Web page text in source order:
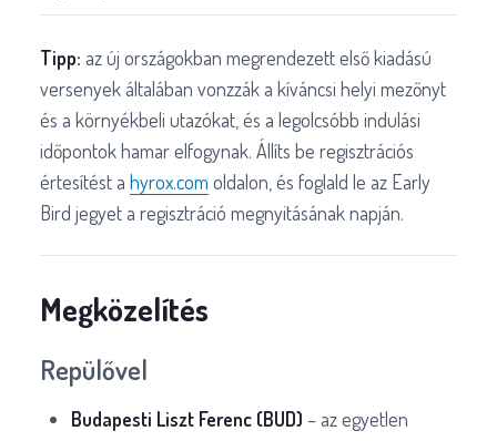
Tipp: az új országokban megrendezett első kiadású
versenyek általában vonzzák a kíváncsi helyi mezőnyt
és a környékbeli utazókat, és a legolcsóbb indulási
időpontok hamar elfogynak. Állíts be regisztrációs
értesítést a hyrox.com oldalon, és foglald le az Early
Bird jegyet a regisztráció megnyitásának napján.
Megközelítés
Repülővel
Budapesti Liszt Ferenc (BUD) – az egyetlen